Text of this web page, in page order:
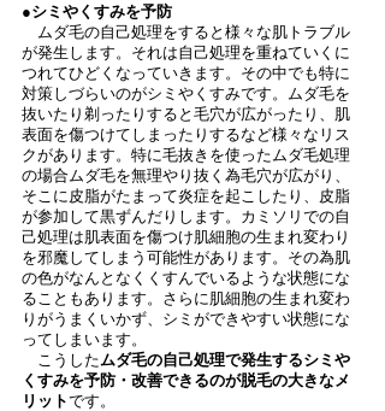
●シミやくすみを予防
ムダ毛の自己処理をすると様々な肌トラブル
が発生します。それは自己処理を重ねていくに
つれてひどくなっていきます。その中でも特に
対策しづらいのがシミやくすみです。ムダ毛を
抜いたり剃ったりすると毛穴が広がったり、肌
表面を傷つけてしまったりするなど様々なリス
クがあります。特に毛抜きを使ったムダ毛処理
の場合ムダ毛を無理やり抜く為毛穴が広がり、
そこに皮脂がたまって炎症を起こしたり、皮脂
が参加して黒ずんだりします。カミソリでの自
己処理は肌表面を傷つけ肌細胞の生まれ変わり
を邪魔してしまう可能性があります。その為肌
の色がなんとなくくすんでいるような状態にな
ることもあります。さらに肌細胞の生まれ変わ
りがうまくいかず、シミができやすい状態にな
ってしまいます。
こうしたムダ毛の自己処理で発生するシミや
くすみを予防・改善できるのが脱毛の大きなメ
リットです。